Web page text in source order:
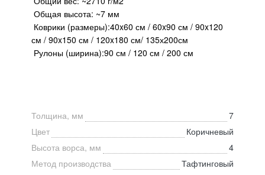
Общая высота: ~7 мм
Коврики (размеры):40x60 см / 60x90 см / 90x120
см / 90x150 см / 120x180 см/ 135х200см
Рулоны (ширина):90 см / 120 см / 200 см
Толщина, мм
7
Цвет
Коричневый
Высота ворса, мм
4
Метод производства
Тафтинговый